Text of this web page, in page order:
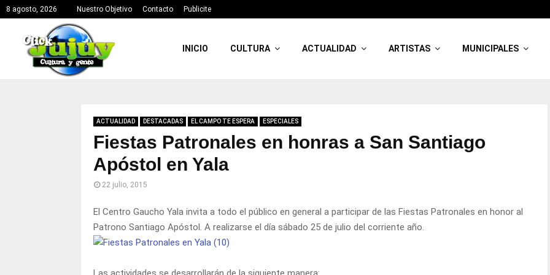
8 agosto, 2026 Nuestro Objetivo Contacto Publicite
INICIO CULTURA ACTUALIDAD ARTISTAS MUNICIPALES
ACTUALIDAD DESTACADAS EL CAMPO TE ESPERA ESPECIALES
Fiestas Patronales en honras a San Santiago
Apóstol en Yala
22 julio, 2015
El Centro Gaucho Yala invita a todo el público en general a participar de las Fiestas Patronales en honor al
Patrono Santiago Apóstol. A realizarse el día sábado 25 de julio del corriente año.